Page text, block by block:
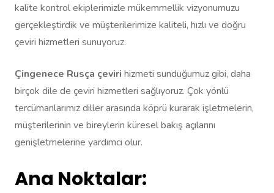
kalite kontrol ekiplerimizle mükemmellik vizyonumuzu
gerçekleştirdik ve müşterilerimize kaliteli, hızlı ve doğru
çeviri hizmetleri sunuyoruz.
Çingenece Rusça çeviri hizmeti sunduğumuz gibi, daha
birçok dile de çeviri hizmetleri sağlıyoruz. Çok yönlü
tercümanlarımız diller arasında köprü kurarak işletmelerin,
müşterilerinin ve bireylerin küresel bakış açılarını
genişletmelerine yardımcı olur.
Ana Noktalar: